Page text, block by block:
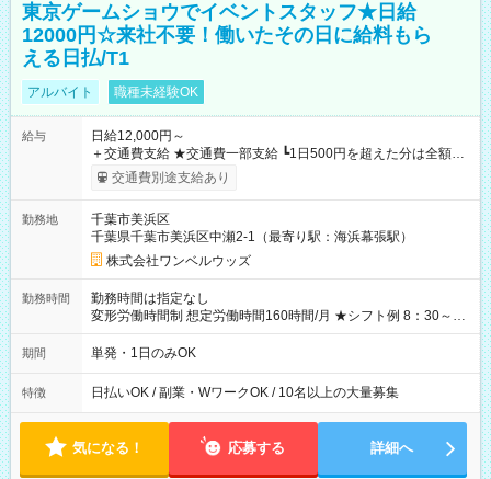
東京ゲームショウでイベントスタッフ★日給
12000円☆来社不要！働いたその日に給料もら
える日払/T1
アルバイト 職種未経験OK
給与
日給12,000円～
＋交通費支給 ★交通費一部支給 ┗1日500円を超えた分は全額支
給！ ※往復500円以内の方は自己負担となります ★日払いOK！
（規定あり） ┗働いたその日に現金GET♪ お仕事後はコンビニ
なし
交通費別途支給あり
勤務地
千葉市美浜区
千葉県千葉市美浜区中瀬2-1（最寄り駅：海浜幕張駅）
株式会社ワンベルウッズ
勤務時間
勤務時間は指定なし
変形労働時間制 想定労働時間160時間/月 ★シフト例 8：30～
19：00
期間 単発・1日のみOK
特徴 日払いOK / 副業・WワークOK / 10名以上の大量募集
気になる！ 応募する 詳細へ